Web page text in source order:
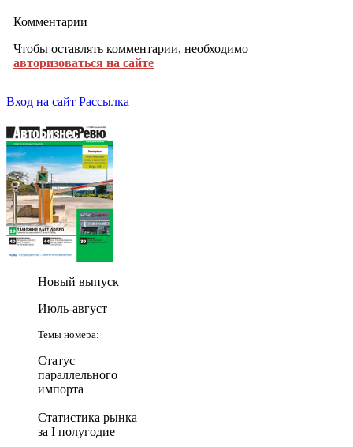
Комментарии
Чтобы оставлять комментарии, необходимо
авторизоваться на сайте
Вход на сайт Рассылка
Новый выпуск
Июль-август
Темы номера:
Статус
параллельного
импорта
Статистика рынка
за I полугодие